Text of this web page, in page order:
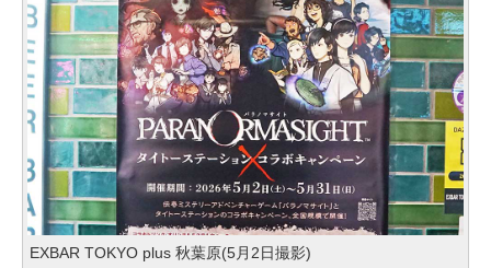
EXBAR TOKYO plus 秋葉原(5月2日撮影)